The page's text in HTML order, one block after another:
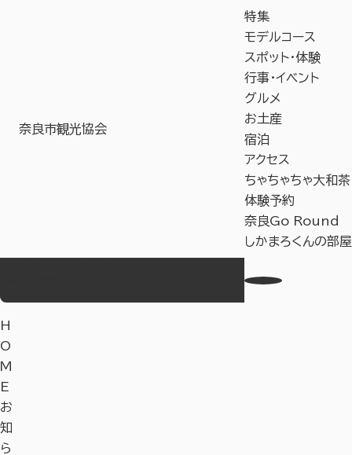
奈良市観光協会
特集
モデルコース
スポット・体験
行事・イベント
グルメ
お土産
宿泊
アクセス
ちゃちゃちゃ大和茶
体験予約
奈良Go Round
しかまろくんの部屋
H
O
M
E
お
知
ら